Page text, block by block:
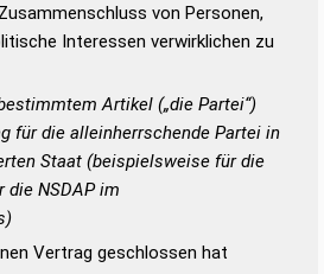
von Personen,
Interessen verwirklichen zu
Artikel („die Partei“)
für die alleinherrschende Partei in
Staat (beispielsweise für die
die NSDAP im
Vertrag geschlossen hat